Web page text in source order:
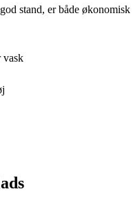
stand, er både
vask